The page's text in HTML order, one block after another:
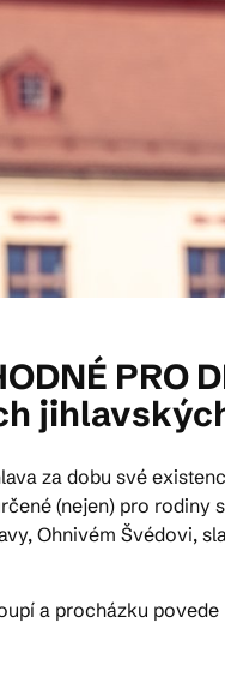
za dobu své
(nejen) pro rodiny
Ohnivém Švédovi,
a procházku